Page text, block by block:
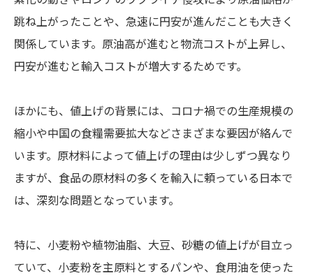
跳ね上がったことや、急速に円安が進んだことも大きく
関係しています。原油高が進むと物流コストが上昇し、
円安が進むと輸入コストが増大するためです。
ほかにも、値上げの背景には、コロナ禍での生産規模の
縮小や中国の食糧需要拡大などさまざまな要因が絡んで
います。原材料によって値上げの理由は少しずつ異なり
ますが、食品の原材料の多くを輸入に頼っている日本で
は、深刻な問題となっています。
特に、小麦粉や植物油脂、大豆、砂糖の値上げが目立っ
ていて、小麦粉を主原料とするパンや、食用油を使った